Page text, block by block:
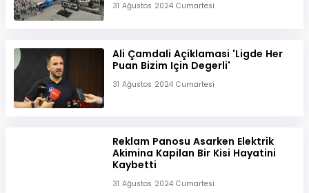
31 Ağustos 2024 Cumartesi
Ali Çamdali Açiklamasi 'Ligde Her
Puan Bizim Için Degerli'
31 Ağustos 2024 Cumartesi
Reklam Panosu Asarken Elektrik
Akimina Kapilan Bir Kisi Hayatini
Kaybetti
31 Ağustos 2024 Cumartesi